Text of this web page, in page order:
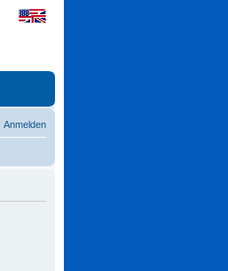
Anmelden